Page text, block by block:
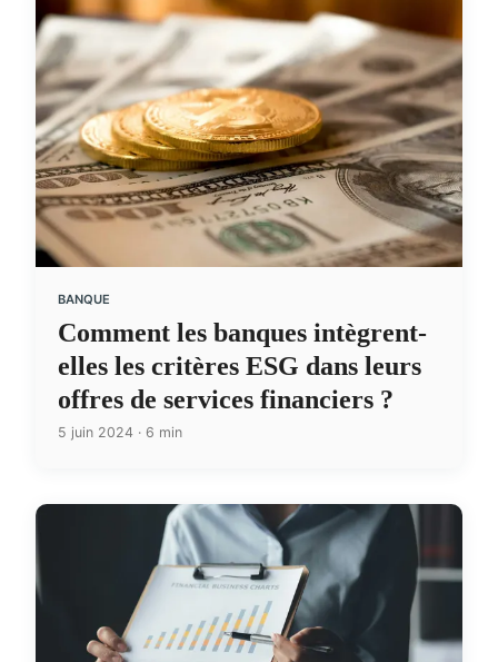
BANQUE
Comment les banques intègrent-
elles les critères ESG dans leurs
offres de services financiers ?
5 juin 2024 · 6 min